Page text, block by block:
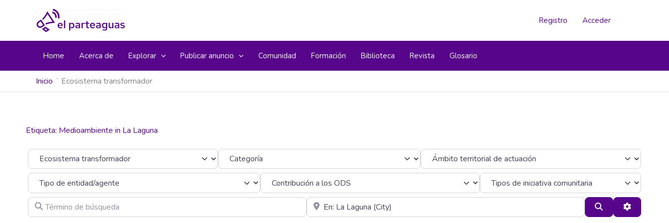
Registro Acceder
Home Acerca de Explorar Publicar anuncio Comunidad Formación Biblioteca Revista Glosario
Inicio Ecosistema transformador
Etiqueta: Medioambiente in La Laguna
Seleccionar el formulario de búsqueda Categoría
Término de búsqueda Cerca de Buscar Advanced